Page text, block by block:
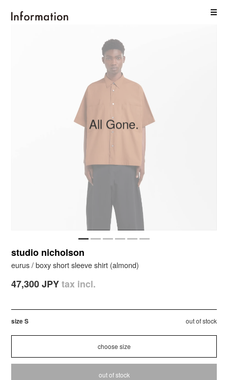
studio nicholson
eurus / boxy short sleeve shirt (almond)
47,300 JPYtax incl.
size S out of stock
out of stock